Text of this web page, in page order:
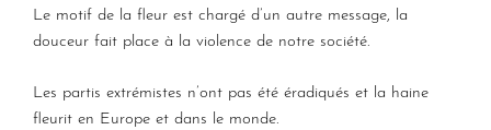
Le motif de la fleur est chargé d’un autre message, la
douceur fait place à la violence de notre société.
Les partis extrémistes n’ont pas été éradiqués et la haine
fleurit en Europe et dans le monde.